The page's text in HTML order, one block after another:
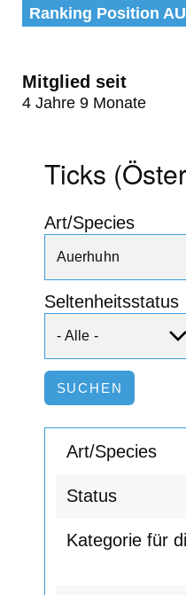
Ranking Position
Mitglied seit
4 Jahre 9 Monate
Ticks
Art/Species
Seltenheitsstatus